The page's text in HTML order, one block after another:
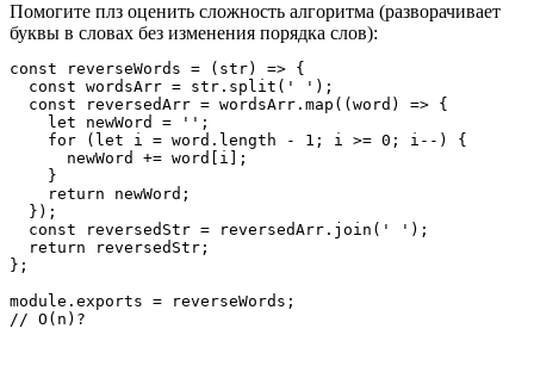
Помогите плз оценить сложность алгоритма (разворачивает
буквы в словах без изменения порядка слов):
const reverseWords = (str) => {
  const wordsArr = str.split(' ');
  const reversedArr = wordsArr.map((word) => {
    let newWord = '';
    for (let i = word.length - 1; i >= 0; i--) {
      newWord += word[i];
    }
    return newWord;
  });
  const reversedStr = reversedArr.join(' ');
  return reversedStr;
};
module.exports = reverseWords;
// O(n)?